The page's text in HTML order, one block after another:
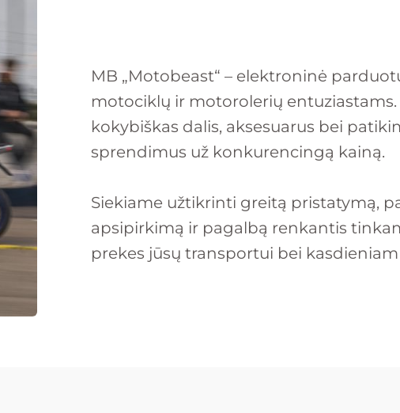
MB „Motobeast“ – elektroninė
motociklų ir motorolerių entuziastams.
kokybiškas dalis, aksesuarus bei
sprendimus už konkurencingą kainą.
Siekiame užtikrinti greitą pristatymą,
apsipirkimą ir pagalbą renkantis
prekes jūsų transportui bei